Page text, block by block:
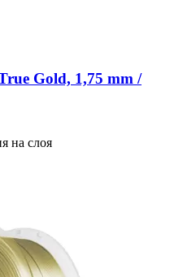
Gold, 1,75 mm /
на слоя